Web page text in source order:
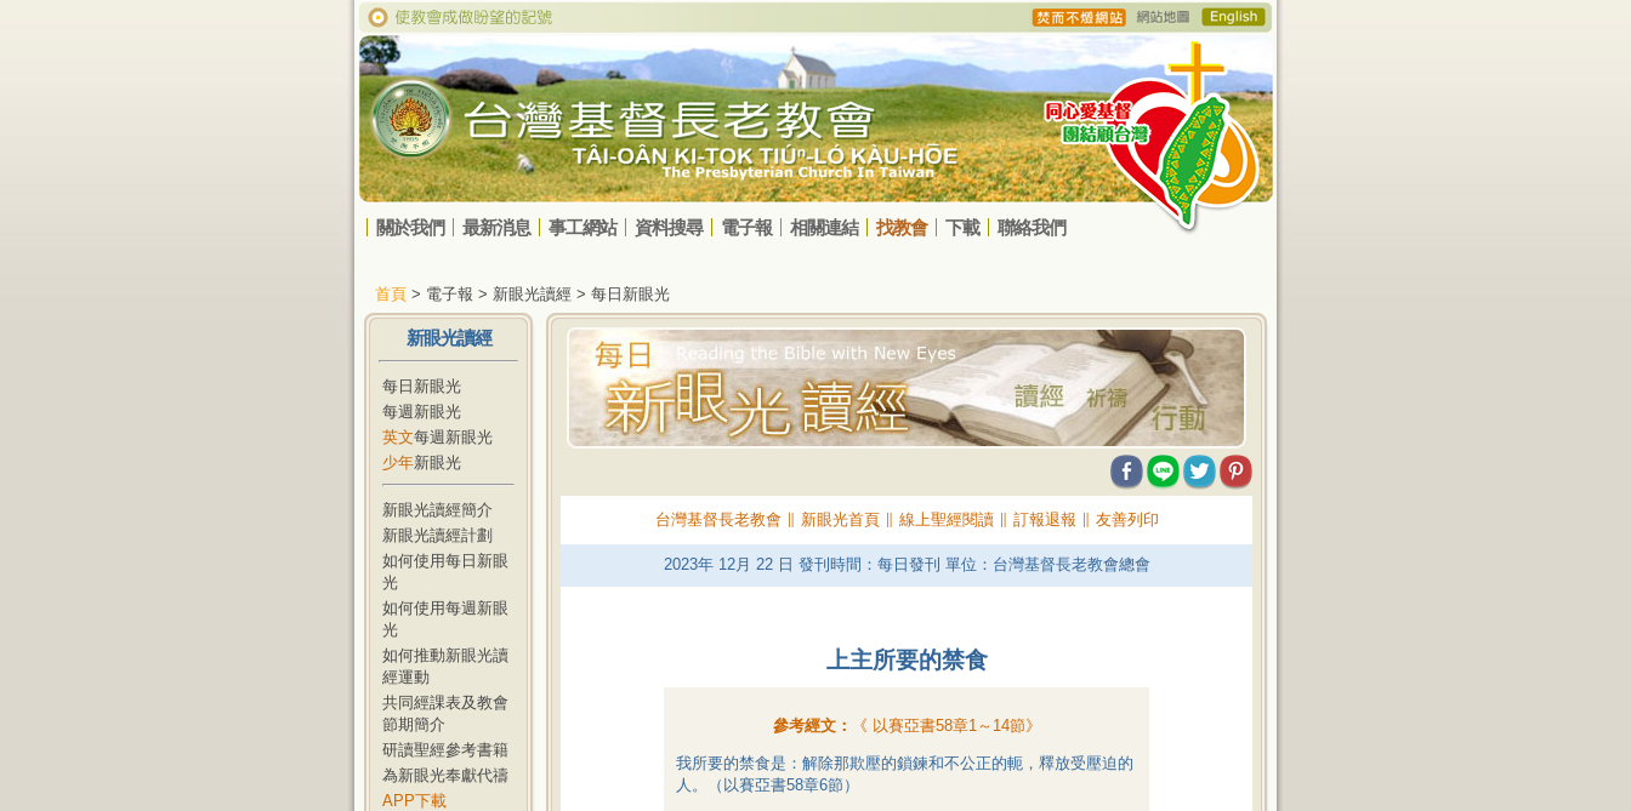
關於我們 最新消息 事工網站 資料搜尋 電子報 相關連結 找教會 下載 聯絡我們
首頁 > 電子報 > 新眼光讀經 > 每日新眼光
新眼光讀經
每日新眼光
每週新眼光
英文每週新眼光
少年新眼光
新眼光讀經簡介
新眼光讀經計劃
如何使用每日新眼
光
如何使用每週新眼
光
如何推動新眼光讀
經運動
共同經課表及教會
節期簡介
研讀聖經參考書籍
為新眼光奉獻代禱
APP下載
台灣基督長老教會∥ 新眼光首頁∥ 線上聖經閱讀∥ 訂報退報 友善列印
2023年 12月 22日 發刊時間：每日發刊 單位：台灣基督長老教會總會
上主所要的禁食
參考經文： 《 以賽亞書58章1～14節》
我所要的禁食是：解除那欺壓的鎖鍊和不公正的軛，釋放受壓迫的
人。（以賽亞書58章6節）